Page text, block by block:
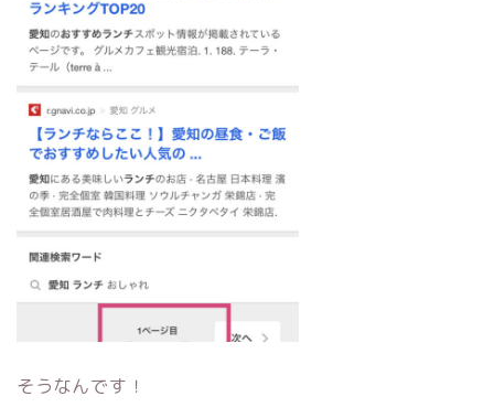
そうなんです！